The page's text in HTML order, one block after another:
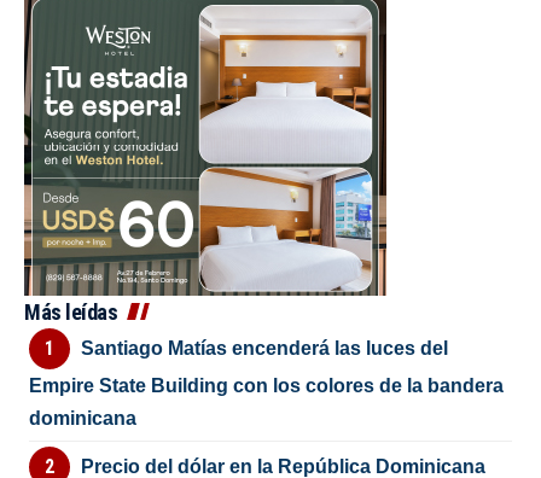
Más leídas
Santiago Matías encenderá las luces del
Empire State Building con los colores de la bandera
dominicana
Precio del dólar en la República Dominicana